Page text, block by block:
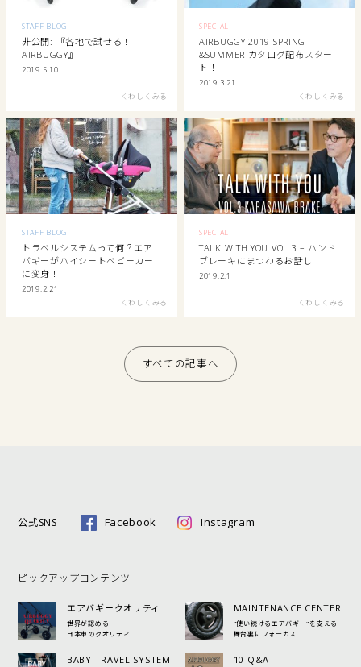
STAFF BLOG
非公開: 『各地で試せる！
AIRBUGGY』
2019.5.10
くわしくみる
SPECIAL
AIRBUGGY 2019 SPRING
&SUMMER カタログ配布スター
ト！
2019.3.21
くわしくみる
STAFF BLOG
トラベルシステムって何？エア
バギーがハイシートベビーカー
に変身！
2019.2.21
くわしくみる
SPECIAL
TALK WITH YOU VOL.3 – ハンド
ブレーキにまつわるお話し
2019.2.1
くわしくみる
すべての記事へ
公式SNS Facebook Instagram
ピックアップコンテンツ
エアバギークオリティ
世界が認める
日本車のクオリティ
MAINTENANCE CENTER
"使い続けるエアバギー"を支える
舞台裏にフォーカス
BABY TRAVEL SYSTEM 10 Q&A